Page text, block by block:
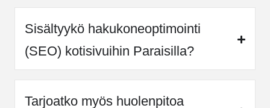
Sisältyykö hakukoneoptimointi
(SEO) kotisivuihin Paraisilla?
Tarjoatko myös huolenpitoa